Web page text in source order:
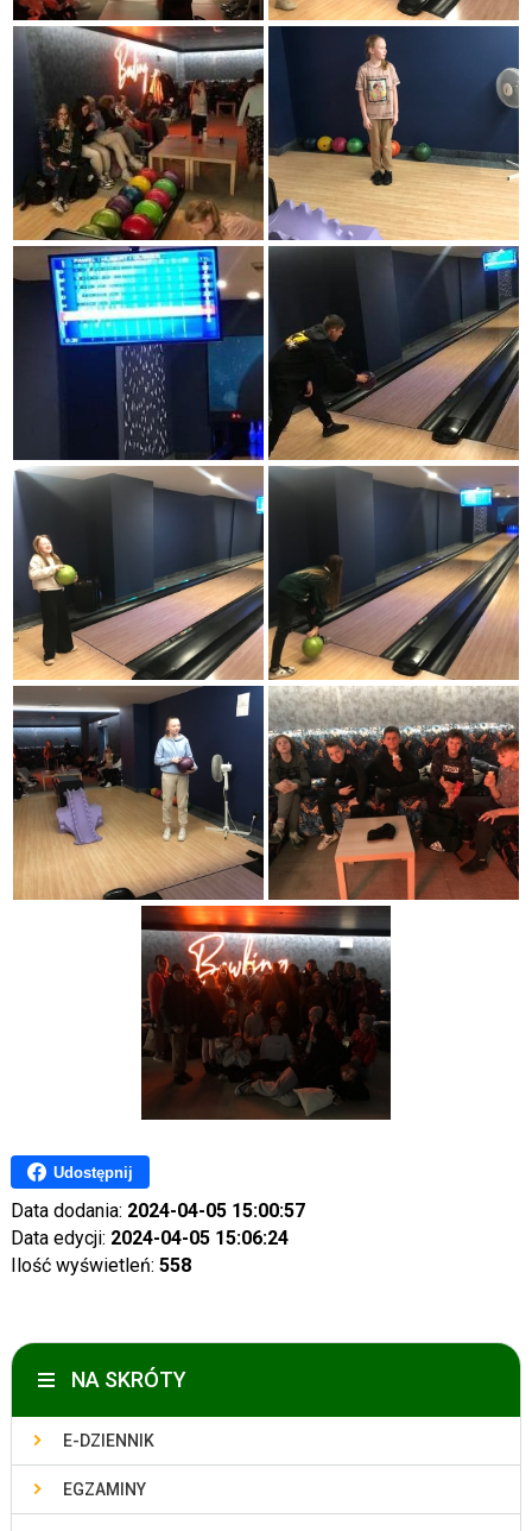
Udostępnij
Data dodania: 2024-04-05 15:00:57
Data edycji: 2024-04-05 15:06:24
Ilość wyświetleń: 558
NA SKRÓTY
E-DZIENNIK
EGZAMINY